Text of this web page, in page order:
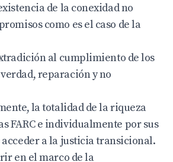
de la conexidad no
como es el caso de la
al cumplimiento de los
reparación y no
la totalidad de la riqueza
FARC e individualmente por sus
a la justicia transicional.
en el marco de la